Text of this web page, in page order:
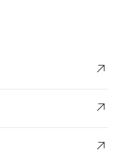
↗︎
↗︎
↗︎